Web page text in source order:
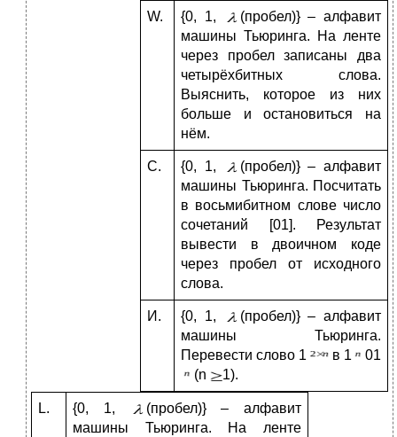
W. {0, 1,
(пробел)} – алфавит
машины Тьюринга. На ленте
через пробел записаны два
четырёхбитных слова.
Выяснить, которое из них
больше и остановиться на
нём.
С. {0, 1,
(пробел)} – алфавит
машины Тьюринга. Посчитать
в восьмибитном слове число
сочетаний [01]. Результат
вывести в двоичном коде
через пробел от исходного
слова.
И. {0, 1,
(пробел)} – алфавит
машины Тьюринга.
Перевести слово 1
в 1
01
(n
1).
L. {0, 1,
(пробел)} – алфавит
машины Тьюринга. На ленте